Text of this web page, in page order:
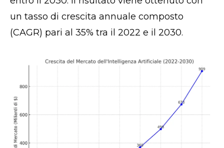
un tasso di crescita annuale composto
(CAGR) pari al 35% tra il 2022 e il 2030.